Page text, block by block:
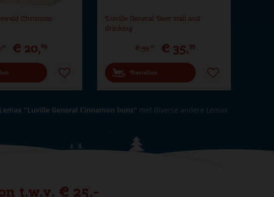
Christmas
,99 € 20,69
Luville General Beer stall and
drinking
€ 39,99 € 35,99
Bestellen
Lemax "Luville General Cinnamon buns" met diverse andere Lemax
t.w.v. € 25,-